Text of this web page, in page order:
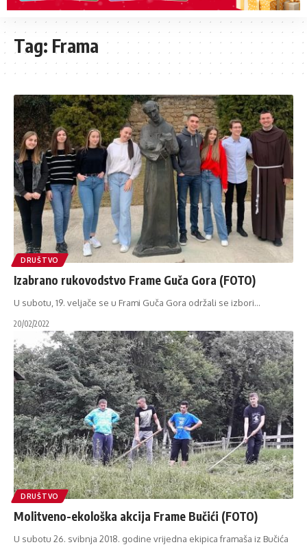
Tag: Frama
DRUŠTVO
Izabrano rukovodstvo Frame Guča Gora (FOTO)
U subotu, 19. veljače se u Frami Guča Gora održali se izbori…
20/02/2022
DRUŠTVO
Molitveno-ekološka akcija Frame Bučići (FOTO)
U subotu 26. svibnja 2018. godine vrijedna ekipica framaša iz Bučića